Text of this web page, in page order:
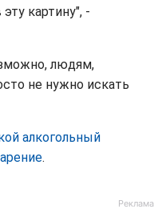
картину", -
людям,
не нужно искать
алкогольный
.